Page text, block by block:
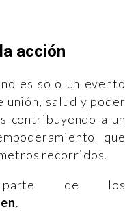
acción
es solo un evento
unión, salud y poder
contribuyendo a un
que
recorridos.
de los
.